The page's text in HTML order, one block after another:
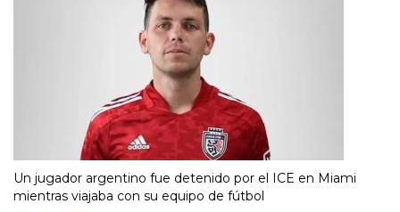
Un jugador argentino fue detenido por el ICE en Miami
mientras viajaba con su equipo de fútbol